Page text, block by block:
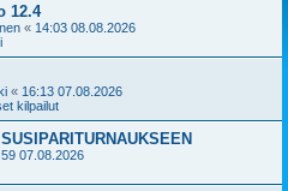
12.4
« 14:03 08.08.2026
« 16:13 07.08.2026
kilpailut
07.08.2026